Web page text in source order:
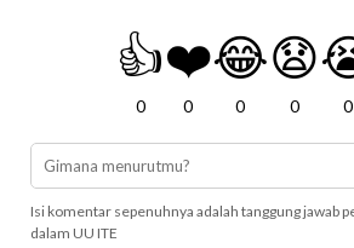
👍
0
❤️
0
😂
0
😧
0 0
Isi komentar sepenuhnya adalah tanggung jawab
dalam UU ITE